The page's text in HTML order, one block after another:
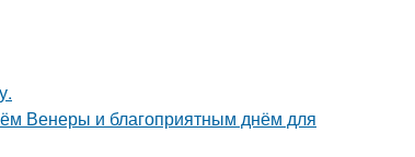
Венеры и благоприятным днём для